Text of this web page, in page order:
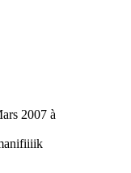
2007 à